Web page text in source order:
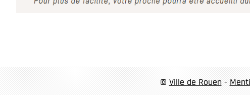
© Ville de Rouen-